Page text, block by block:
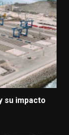
su impacto